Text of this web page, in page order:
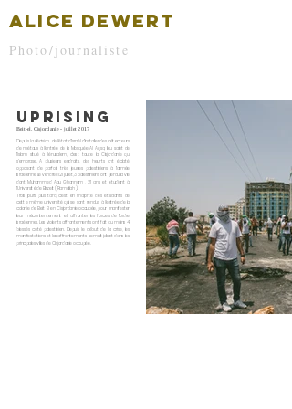
ALICE DEWERT
Photo/journaliste
UPRISING
Beit-el, Cisjordanie - juillet 2017
Depuis la décision de l'état d'Israël d'installer des détecteurs
de métaux à l'entrée de la Mosquée Al Aqsa, lieu saint de
l'Islam situé à Jérusalem, c'est toute la Cisjordanie qui
s'embrase. A plusieurs endroits, des heurts ont éclaté,
opposant de parfois très jeunes palestiniens à l'armée
israélienne. Le vendredi 21 juillet, 3 palestiniens ont perdu la vie
dont Muhammed Abu Ghannam , 21 ans et étudiant à
l'Université de Birzeit ( Ramallah ).
Trois jours plus tard, c'est en majorité des étudiants de
cette même université qui se sont rendus à l'entrée de la
colonie de Beit El en Cisjordanie occupée, pour manifester
leur mécontentement et affronter les forces de l'ordre
israéliennes. Les violents affrontements ont fait au moins 4
blessés côté palestinien. Depuis le début de la crise, les
manifestations et les affrontements se multiplient dans les
principales villes de Cisjordanie occupée.